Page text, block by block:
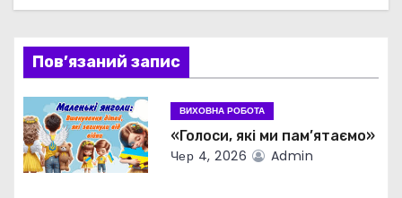
і
я
з
а
Пов’язаний запис
ВИХОВНА РОБОТА
«Голоси, які ми пам’ятаємо»
Чер 4, 2026 Admin